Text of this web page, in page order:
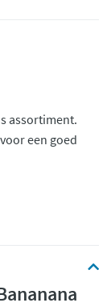
assortiment.
voor een goed